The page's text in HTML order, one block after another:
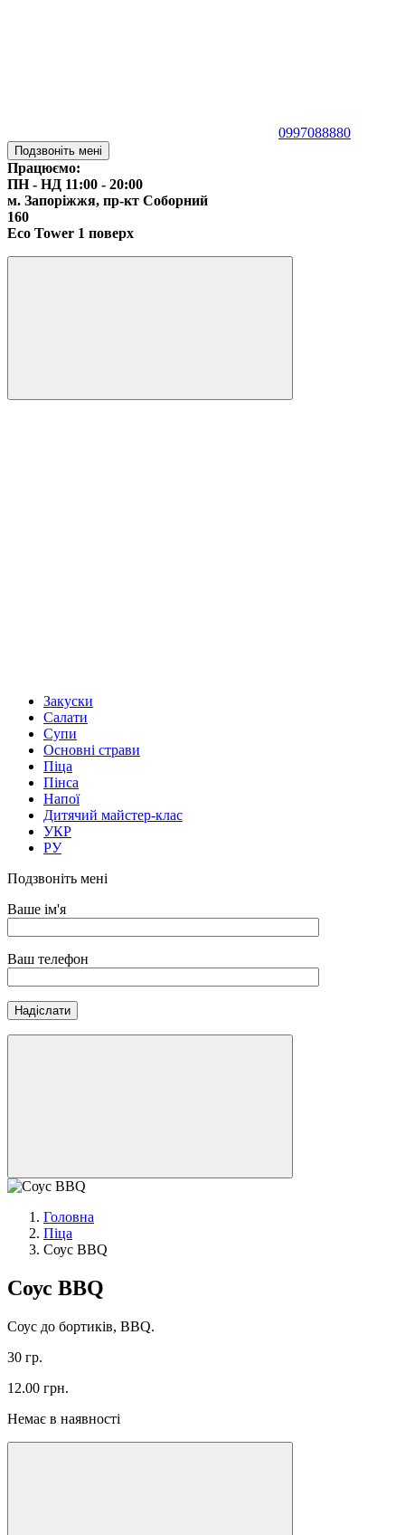
0997088880
Подзвоніть мені
Працюємо:
ПН - НД 11:00 - 20:00
м. Запоріжжя, пр-кт Соборний
160
Eco Tower 1 поверх
Закуски
Салати
Супи
Основні страви
Піца
Пінса
Напої
Дитячий майстер-клас
УКР
РУ
Подзвоніть мені
Ваше ім'я
Ваш телефон
Головна
Піца
Соус BBQ
Соус BBQ
Соус до бортиків, BBQ.
30 гр.
12.00 грн.
Немає в наявності